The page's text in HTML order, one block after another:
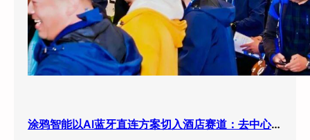
涂鸦智能以AI蓝牙直连方案切入酒店赛道：去中心化架构破解智能化改造三大痛点